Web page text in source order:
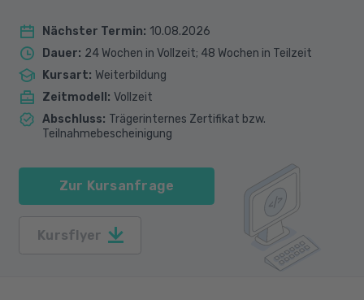
Nächster Termin: 10.08.2026
Dauer: 24 Wochen in Vollzeit; 48 Wochen in Teilzeit
Kursart: Weiterbildung
Zeitmodell : Vollzeit
Abschluss: Trägerinternes Zertifikat bzw.
Teilnahmebescheinigung
Zur Kursanfrage
Kursflyer